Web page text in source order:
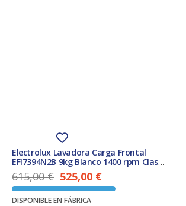
Electrolux Lavadora Carga Frontal
EFI7394N2B 9kg Blanco 1400 rpm Clase
A Función Vapor
615,00€
El precio original era: 615,00 €.
525,00 €
El precio actual es: 525,00 €.
DISPONIBLE EN FÁBRICA